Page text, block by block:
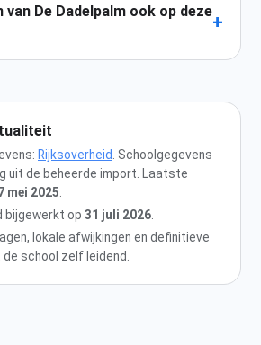
De Dadelpalm ook op deze+
Rijksoverheid . Schoolgegevens
uit de beheerde import. Laatste
mei 2025
bijgewerkt op 31 juli 2026
lokale afwijkingen en definitieve
school zelf leidend.